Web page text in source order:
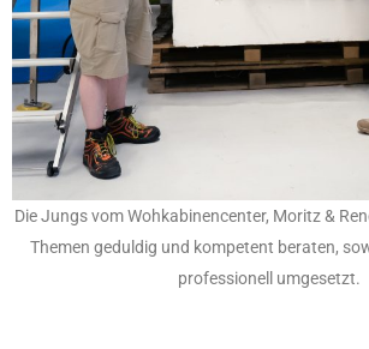
Die Jungs vom Wohkabinencenter, Moritz &
Themen geduldig und kompetent beraten,
professionell umgesetzt.